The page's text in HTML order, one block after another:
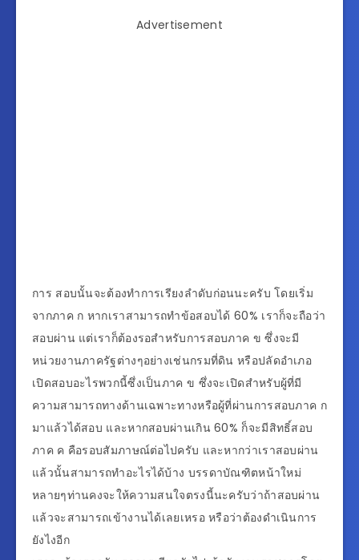
Advertisement
การ สอบนั้นจะต้องทำการเรียงลำดับก่อนนะครับ โดยเริ่ม
จากภาค ก หากเราสามารถทำข้อสอบได้ 60% เราก็จะถือว่า
สอบผ่าน แต่เราก็ต้องรอสำหรับการสอบภาค ข ซึ่งจะมี
หน่วยงานภาครัฐต่างๆอย่างเช่นกรมที่ดิน หรือปลัดอำเภอ
เปิดสอบอะไรพวกนี้ซึ่งเป็นภาค ข ซึ่งจะเปิดสำหรับผู้ที่มี
ความสามารถทางด้านเฉพาะทางหรือผู้ที่ผ่านการสอบภาค ก
มาแล้วได้สอบ และหากสอบผ่านเกิน 60% ก็จะมีสิทธิ์สอบ
ภาค ค คือรอบสัมภาษณ์ต่อไปครับ และหากว่าเราสอบผ่าน
แล้วนั้นสามารถทำอะไรได้บ้าง บรรดาบัณฑิตหน้าใหม่
หลายๆท่านคงจะให้ความสนใจตรงนี้นะครับว่าถ้าสอบผ่าน
แล้วจะสามารถเข้างานได้เลยเหรอ หรือว่าต้องดำเนินการ
ยังไงอีก